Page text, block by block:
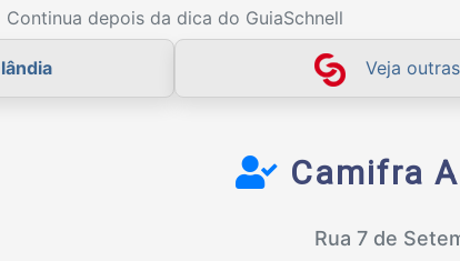
Continua depois da dica do GuiaSchnell
Veja
Camifra
Rua 7 de